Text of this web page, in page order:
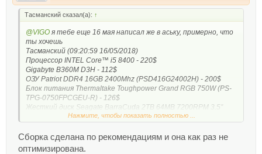
Тасманский сказал(а): ↑
@VIGO я тебе еще 16 мая написал же в аську, примерно, что
ты хочешь
Тасманский (09:20:59 16/05/2018)
Процессор INTEL Core™ i5 8400 - 220$
Gigabyte B360M D3H - 112$
ОЗУ Patriot DDR4 16GB 2400Mhz (PSD416G24002H) - 200$
Блок питания Thermaltake Toughpower Grand RGB 750W (PS-
TPG-0750FPCGEU-R) - 126$
Жесткий диск Seagate BarraCuda 2TB 64MB 7200RPM 3.5''
(ST2000DM006) - 82$
Итого: 900$ - 14760 руб
Нажмите, чтобы показать полностью ...
Сборка сделана по рекомендациям и она как раз не
оптимизирована.